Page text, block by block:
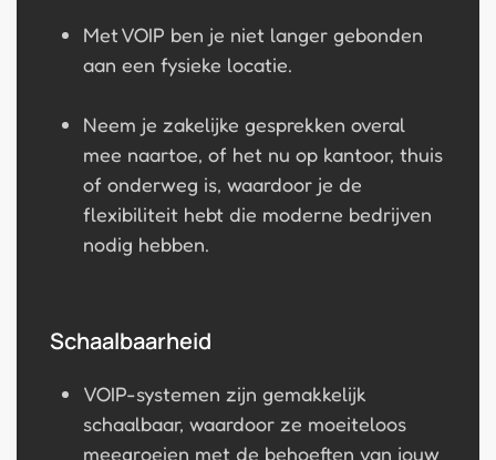
Met VOIP ben je niet langer gebonden
aan een fysieke locatie.
Neem je zakelijke gesprekken overal
mee naartoe, of het nu op kantoor, thuis
of onderweg is, waardoor je de
flexibiliteit hebt die moderne bedrijven
nodig hebben.
Schaalbaarheid
VOIP-systemen zijn gemakkelijk
schaalbaar, waardoor ze moeiteloos
meegroeien met de behoeften van jouw